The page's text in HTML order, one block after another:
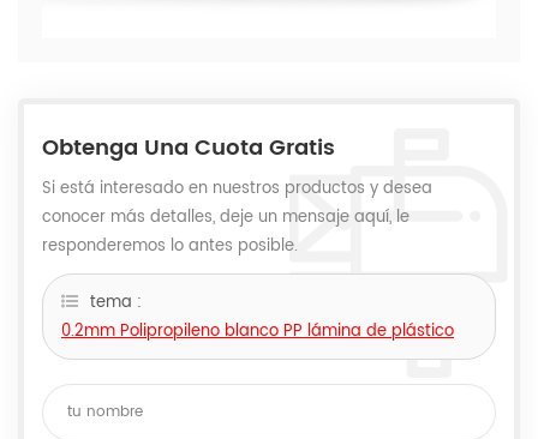
Obtenga Una Cuota Gratis
Si está interesado en nuestros productos y desea
conocer más detalles, deje un mensaje aquí, le
responderemos lo antes posible.
tema :
0.2mm Polipropileno blanco PP lámina de plástico